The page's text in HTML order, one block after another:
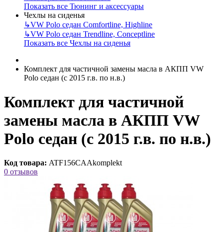
Показать все Тюнинг и аксессуары
Чехлы на сиденья
↳VW Polo седан Comfortline, Highline
↳VW Polo седан Trendline, Conceptline
Показать все Чехлы на сиденья
Комплект для частичной замены масла в АКПП VW
Polo седан (с 2015 г.в. по н.в.)
Комплект для частичной
замены масла в АКПП VW
Polo седан (с 2015 г.в. по н.в.)
Код товара: ATF156CAAkomplekt
0 отзывов